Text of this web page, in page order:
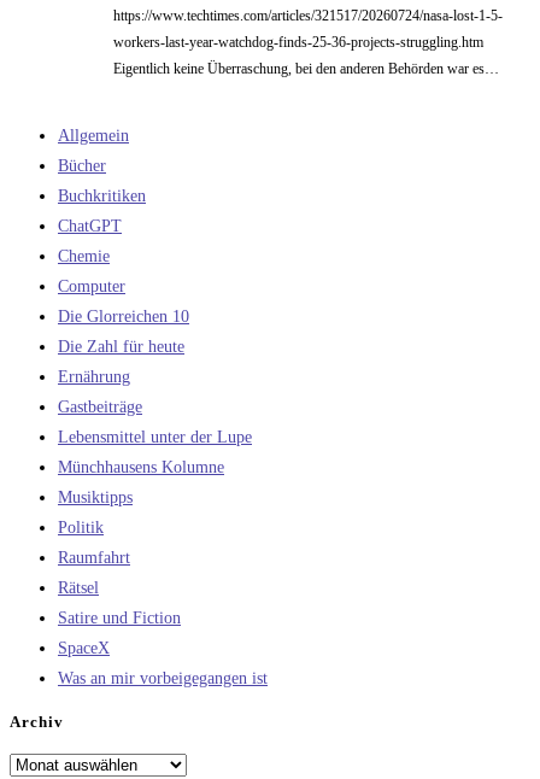
https://www.techtimes.com/articles/321517/20260724/nasa-lost-1-5-
workers-last-year-watchdog-finds-25-36-projects-struggling.htm
Eigentlich keine Überraschung, bei den anderen Behörden war es…
Allgemein
Bücher
Buchkritiken
ChatGPT
Chemie
Computer
Die Glorreichen 10
Die Zahl für heute
Ernährung
Gastbeiträge
Lebensmittel unter der Lupe
Münchhausens Kolumne
Musiktipps
Politik
Raumfahrt
Rätsel
Satire und Fiction
SpaceX
Was an mir vorbeigegangen ist
Archiv
Archiv